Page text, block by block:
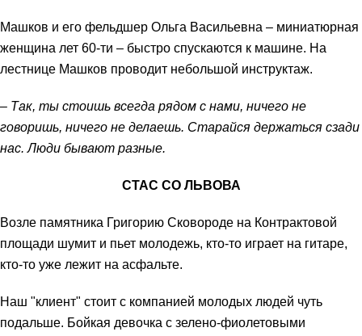
Машков и его фельдшер Ольга Васильевна – миниатюрная
женщина лет 60-ти – быстро спускаются к машине. На
лестнице Машков проводит небольшой инструктаж.
– Так, ты стоишь всегда рядом с нами, ничего не
говоришь, ничего не делаешь. Старайся держаться сзади
нас. Люди бывают разные.
СТАС СО ЛЬВОВА
Возле памятника Григорию Сковороде на Контрактовой
площади шумит и пьет молодежь, кто-то играет на гитаре,
кто-то уже лежит на асфальте.
Наш "клиент" стоит с компанией молодых людей чуть
подальше. Бойкая девочка с зелено-фиолетовыми